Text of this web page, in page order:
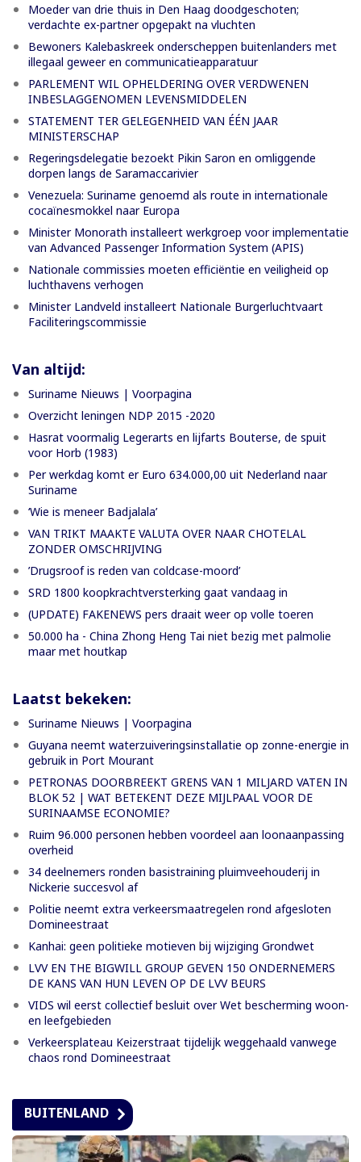
Moeder van drie thuis in Den Haag doodgeschoten;
verdachte ex-partner opgepakt na vluchten
Bewoners Kalebaskreek onderscheppen buitenlanders met
illegaal geweer en communicatieapparatuur
PARLEMENT WIL OPHELDERING OVER VERDWENEN
INBESLAGGENOMEN LEVENSMIDDELEN
STATEMENT TER GELEGENHEID VAN ÉÉN JAAR
MINISTERSCHAP
Regeringsdelegatie bezoekt Pikin Saron en omliggende
dorpen langs de Saramaccarivier
Venezuela: Suriname genoemd als route in internationale
cocaïnesmokkel naar Europa
Minister Monorath installeert werkgroep voor implementatie
van Advanced Passenger Information System (APIS)
Nationale commissies moeten efficiëntie en veiligheid op
luchthavens verhogen
Minister Landveld installeert Nationale Burgerluchtvaart
Faciliteringscommissie
Van altijd:
Suriname Nieuws | Voorpagina
Overzicht leningen NDP 2015 -2020
Hasrat voormalig Legerarts en lijfarts Bouterse, de spuit
voor Horb (1983)
Per werkdag komt er Euro 634.000,00 uit Nederland naar
Suriname
‘Wie is meneer Badjalala’
VAN TRIKT MAAKTE VALUTA OVER NAAR CHOTELAL
ZONDER OMSCHRIJVING
’Drugsroof is reden van coldcase-moord’
SRD 1800 koopkrachtversterking gaat vandaag in
(UPDATE) FAKENEWS pers draait weer op volle toeren
50.000 ha - China Zhong Heng Tai niet bezig met palmolie
maar met houtkap
Laatst bekeken:
Suriname Nieuws | Voorpagina
Guyana neemt waterzuiveringsinstallatie op zonne-energie in
gebruik in Port Mourant
PETRONAS DOORBREEKT GRENS VAN 1 MILJARD VATEN IN
BLOK 52 | WAT BETEKENT DEZE MIJLPAAL VOOR DE
SURINAAMSE ECONOMIE?
Ruim 96.000 personen hebben voordeel aan loonaanpassing
overheid
34 deelnemers ronden basistraining pluimveehouderij in
Nickerie succesvol af
Politie neemt extra verkeersmaatregelen rond afgesloten
Domineestraat
Kanhai: geen politieke motieven bij wijziging Grondwet
LVV EN THE BIGWILL GROUP GEVEN 150 ONDERNEMERS
DE KANS VAN HUN LEVEN OP DE LVV BEURS
VIDS wil eerst collectief besluit over Wet bescherming woon-
en leefgebieden
Verkeersplateau Keizerstraat tijdelijk weggehaald vanwege
chaos rond Domineestraat
BUITENLAND